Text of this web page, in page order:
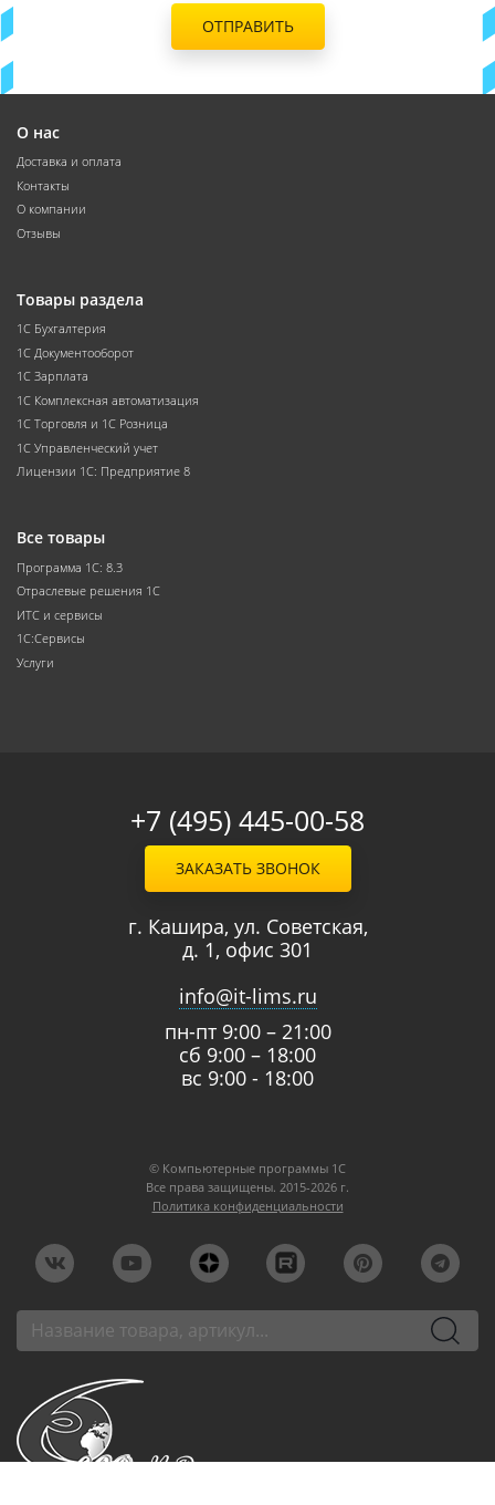
ОТПРАВИТЬ
О нас
Доставка и оплата
Контакты
О компании
Отзывы
Товары раздела
1С Бухгалтерия
1С Документооборот
1С Зарплата
1С Комплексная автоматизация
1С Торговля и 1С Розница
1С Управленческий учет
Лицензии 1С: Предприятие 8
Все товары
Программа 1С: 8.3
Отраслевые решения 1С
ИТС и сервисы
1С:Сервисы
Услуги
+7 (495) 445-00-58
ЗАКАЗАТЬ ЗВОНОК
г. Кашира, ул. Советская,
д. 1, офис 301
info@it-lims.ru
пн-пт 9:00 – 21:00
сб 9:00 – 18:00
вс 9:00 - 18:00
© Компьютерные программы 1C
Все права защищены. 2015-2026 г.
Политика конфиденциальности